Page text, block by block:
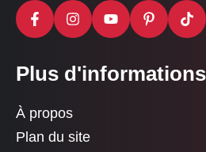
Plus d'informations
À propos
Plan du site